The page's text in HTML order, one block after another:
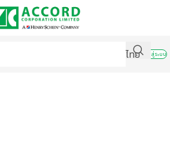
ไทย
เข้าสู่ระบบ